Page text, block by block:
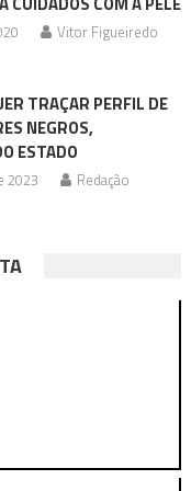
Vitor Figueiredo
TRAÇAR PERFIL DE
NEGROS,
ESTADO
2023 Redação